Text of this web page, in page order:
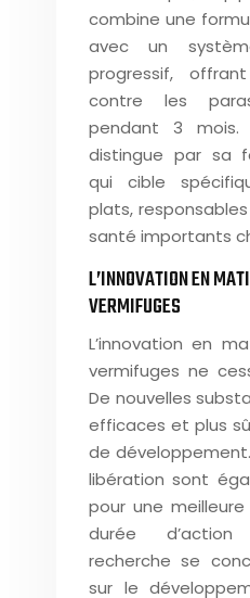
combine une
avec un
progressif,
contre les
pendant 3 mois.
distingue par sa
qui cible
plats,
santé importants
L’INNOVATION EN
VERMIFUGES
L’innovation en
vermifuges ne
De nouvelles
efficaces et plus
de
libération sont
pour une
durée
recherche se
sur le